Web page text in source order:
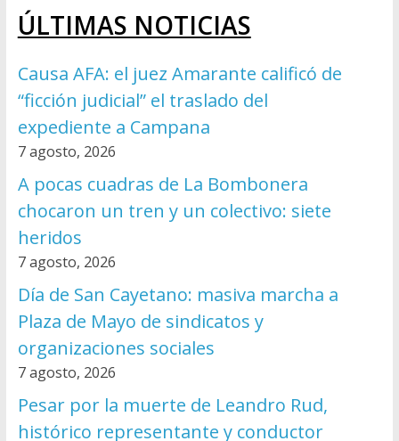
ÚLTIMAS NOTICIAS
Causa AFA: el juez Amarante calificó de
“ficción judicial” el traslado del
expediente a Campana
7 agosto, 2026
A pocas cuadras de La Bombonera
chocaron un tren y un colectivo: siete
heridos
7 agosto, 2026
Día de San Cayetano: masiva marcha a
Plaza de Mayo de sindicatos y
organizaciones sociales
7 agosto, 2026
Pesar por la muerte de Leandro Rud,
histórico representante y conductor